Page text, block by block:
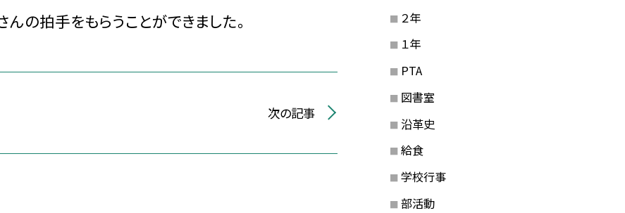
の拍手をもらうことができました。
次の記事
２年
１年
PTA
図書室
沿革史
給食
学校行事
部活動